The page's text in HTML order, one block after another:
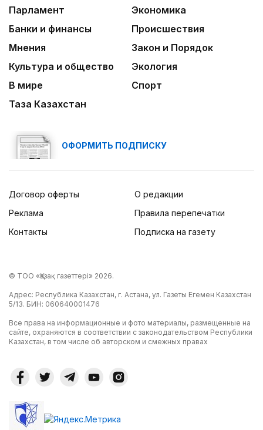
Парламент
Экономика
Банки и финансы
Происшествия
Мнения
Закон и Порядок
Культура и общество
Экология
В мире
Спорт
Таза Казахстан
ОФОРМИТЬ ПОДПИСКУ
Договор оферты
Реклама
Контакты
О редакции
Правила перепечатки
Подписка на газету
© ТОО «Қазақ газеттері» 2026.
Адрес: Республика Казахстан, г. Астана, ул. Газеты Егемен Казахстан
5/13. БИН: 060640001476
Все права на информационные и фото материалы, размещенные на
сайте, охраняются в соответствии с законодательством Республики
Казахстан, в том числе об авторском и смежных правах